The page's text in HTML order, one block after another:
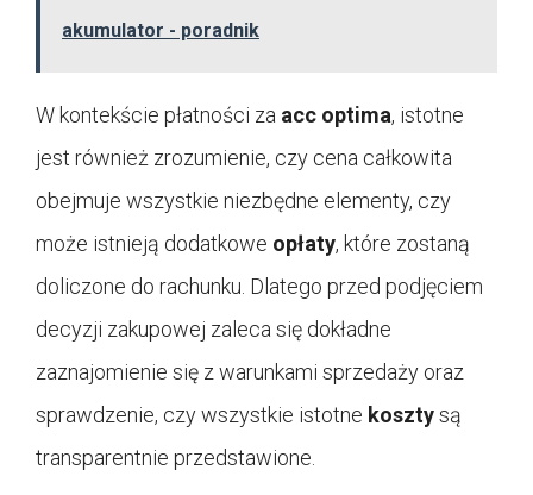
akumulator - poradnik
W kontekście płatności za acc optima, istotne
jest również zrozumienie, czy cena całkowita
obejmuje wszystkie niezbędne elementy, czy
może istnieją dodatkowe opłaty, które zostaną
doliczone do rachunku. Dlatego przed podjęciem
decyzji zakupowej zaleca się dokładne
zaznajomienie się z warunkami sprzedaży oraz
sprawdzenie, czy wszystkie istotne kosztysą
transparentnie przedstawione.